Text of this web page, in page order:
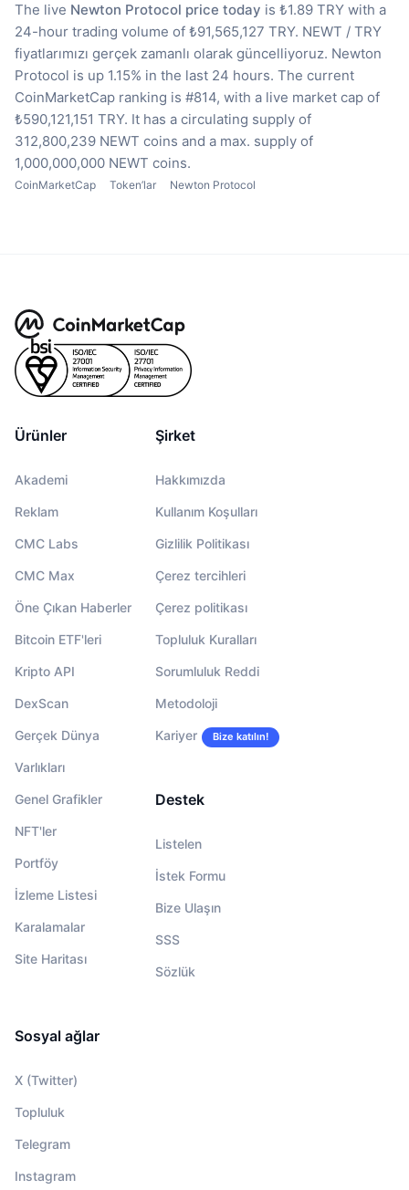
The live Newton Protocol price today is ₺1.89 TRY with a
24-hour trading volume of ₺91,565,127 TRY. NEWT / TRY
fiyatlarımızı gerçek zamanlı olarak güncelliyoruz. Newton
Protocol is up 1.15% in the last 24 hours. The current
CoinMarketCap ranking is #814, with a live market cap of
₺590,121,151 TRY. It has a circulating supply of
312,800,239 NEWT coins and a max. supply of
1,000,000,000 NEWT coins.
CoinMarketCap Token’lar Newton Protocol
Ürünler
Akademi
Reklam
CMC Labs
CMC Max
Öne Çıkan Haberler
Bitcoin ETF'leri
Kripto API
DexScan
Gerçek Dünya
Varlıkları
Genel Grafikler
NFT'ler
Portföy
İzleme Listesi
Karalamalar
Site Haritası
Şirket
Hakkımızda
Kullanım Koşulları
Gizlilik Politikası
Çerez tercihleri
Çerez politikası
Topluluk Kuralları
Sorumluluk Reddi
Metodoloji
Kariyer Bize katılın!
Destek
Listelen
İstek Formu
Bize Ulaşın
SSS
Sözlük
Sosyal ağlar
X (Twitter)
Topluluk
Telegram
Instagram